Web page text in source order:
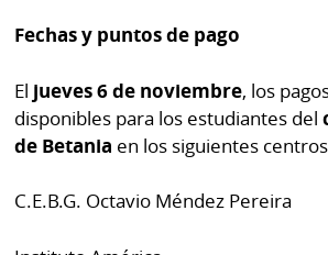
Tus
Cero
KM
Prensa
Busca
Fácil
⌾
Hoy
Hoy
⌾
Fechas y puntos de pago
El jueves 6 de noviembre, los
disponibles para los estudiantes del
de Betania en los siguientes
C.E.B.G. Octavio Méndez Pereira